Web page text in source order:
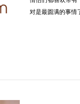
对是最圆满的事情